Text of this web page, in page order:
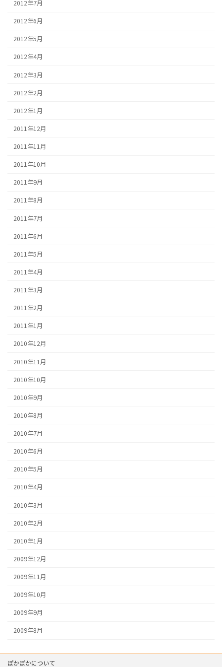
2012年7月
2012年6月
2012年5月
2012年4月
2012年3月
2012年2月
2012年1月
2011年12月
2011年11月
2011年10月
2011年9月
2011年8月
2011年7月
2011年6月
2011年5月
2011年4月
2011年3月
2011年2月
2011年1月
2010年12月
2010年11月
2010年10月
2010年9月
2010年8月
2010年7月
2010年6月
2010年5月
2010年4月
2010年3月
2010年2月
2010年1月
2009年12月
2009年11月
2009年10月
2009年9月
2009年8月
ぽかぽかについて